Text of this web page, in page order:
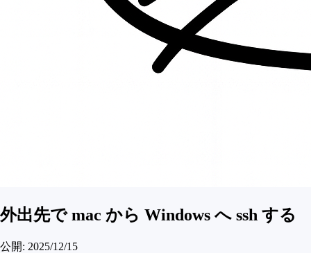
外出先で mac から Windows へ ssh する
公開: 2025/12/15